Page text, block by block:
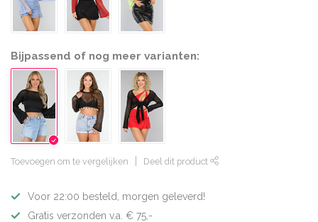
Bijpassend of nog meer varianten:
Toevoegen om te vergelijken Deel dit product
Voor 22:00 besteld, morgen geleverd!
Gratis verzonden v.a. € 75,-